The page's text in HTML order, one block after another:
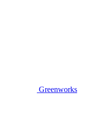
Greenworks